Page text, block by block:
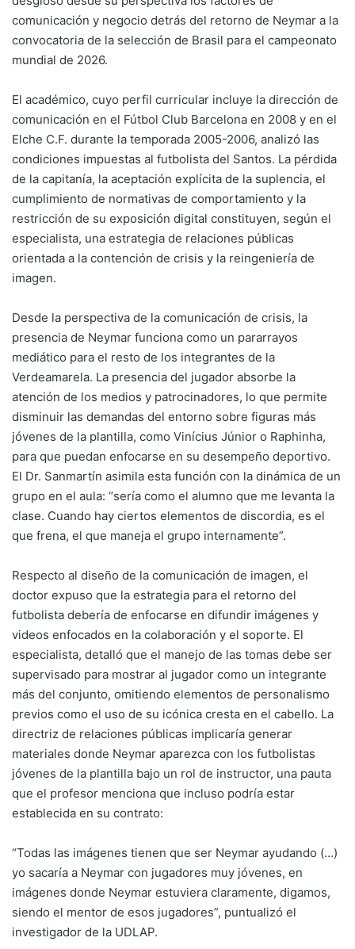
comunicación y negocio detrás del retorno de Neymar a la
convocatoria de la selección de Brasil para el campeonato
mundial de 2026.
El académico, cuyo perfil curricular incluye la dirección de
comunicación en el Fútbol Club Barcelona en 2008 y en el
Elche C.F. durante la temporada 2005-2006, analizó las
condiciones impuestas al futbolista del Santos. La pérdida
de la capitanía, la aceptación explícita de la suplencia, el
cumplimiento de normativas de comportamiento y la
restricción de su exposición digital constituyen, según el
especialista, una estrategia de relaciones públicas
orientada a la contención de crisis y la reingeniería de
imagen.
Desde la perspectiva de la comunicación de crisis, la
presencia de Neymar funciona como un pararrayos
mediático para el resto de los integrantes de la
Verdeamarela. La presencia del jugador absorbe la
atención de los medios y patrocinadores, lo que permite
disminuir las demandas del entorno sobre figuras más
jóvenes de la plantilla, como Vinícius Júnior o Raphinha,
para que puedan enfocarse en su desempeño deportivo.
El Dr. Sanmartín asimila esta función con la dinámica de un
grupo en el aula: “sería como el alumno que me levanta la
clase. Cuando hay ciertos elementos de discordia, es el
que frena, el que maneja el grupo internamente”.
Respecto al diseño de la comunicación de imagen, el
doctor expuso que la estrategia para el retorno del
futbolista debería de enfocarse en difundir imágenes y
videos enfocados en la colaboración y el soporte. El
especialista, detalló que el manejo de las tomas debe ser
supervisado para mostrar al jugador como un integrante
más del conjunto, omitiendo elementos de personalismo
previos como el uso de su icónica cresta en el cabello. La
directriz de relaciones públicas implicaría generar
materiales donde Neymar aparezca con los futbolistas
jóvenes de la plantilla bajo un rol de instructor, una pauta
que el profesor menciona que incluso podría estar
establecida en su contrato:
“Todas las imágenes tienen que ser Neymar ayudando (…)
yo sacaría a Neymar con jugadores muy jóvenes, en
imágenes donde Neymar estuviera claramente, digamos,
siendo el mentor de esos jugadores”, puntualizó el
investigador de la UDLAP.